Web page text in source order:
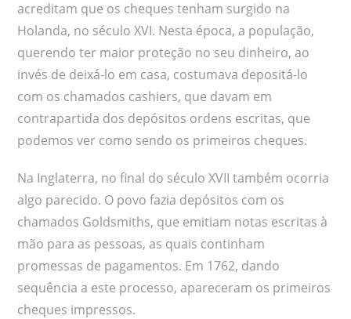
acreditam que os cheques tenham surgido na
Holanda, no século XVI. Nesta época, a população,
querendo ter maior proteção no seu dinheiro, ao
invés de deixá-lo em casa, costumava depositá-lo
com os chamados cashiers, que davam em
contrapartida dos depósitos ordens escritas, que
podemos ver como sendo os primeiros cheques.
Na Inglaterra, no final do século XVII também ocorria
algo parecido. O povo fazia depósitos com os
chamados Goldsmiths, que emitiam notas escritas à
mão para as pessoas, as quais continham
promessas de pagamentos. Em 1762, dando
sequência a este processo, apareceram os primeiros
cheques impressos.